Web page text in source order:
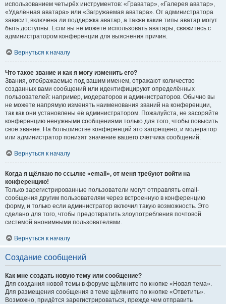
использованием четырёх инструментов: «Граватар», «Галерея аватар»,
«Удалённая аватара» или «Загружаемая аватара». От администратора
зависит, включена ли поддержка аватар, а также какие типы аватар могут
быть доступны. Если вы не можете использовать аватары, свяжитесь с
администратором конференции для выяснения причин.
Вернуться к началу
Что такое звание и как я могу изменить его?
Звания, отображаемые под вашим именем, отражают количество
созданных вами сообщений или идентифицируют определённых
пользователей: например, модераторов и администраторов. Обычно вы
не можете напрямую изменять наименования званий на конференции,
так как они установлены её администратором. Пожалуйста, не засоряйте
конференцию ненужными сообщениями только для того, чтобы повысить
своё звание. На большинстве конференций это запрещено, и модератор
или администратор понизят значение вашего счётчика сообщений.
Вернуться к началу
Когда я щёлкаю по ссылке «email», от меня требуют войти на
конференцию!
Только зарегистрированные пользователи могут отправлять email-
сообщения другим пользователям через встроенную в конференцию
форму, и только если администратор включил такую возможность. Это
сделано для того, чтобы предотвратить злоупотребления почтовой
системой анонимными пользователями.
Вернуться к началу
Создание сообщений
Как мне создать новую тему или сообщение?
Для создания новой темы в форуме щёлкните по кнопке «Новая тема».
Для размещения сообщения в теме щёлкните по кнопке «Ответить».
Возможно, придётся зарегистрироваться, прежде чем отправить